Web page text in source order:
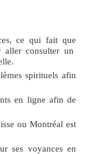
ce qui fait que
aller consulter un
spirituels afin
en ligne afin de
ou Montréal est
ses voyances en